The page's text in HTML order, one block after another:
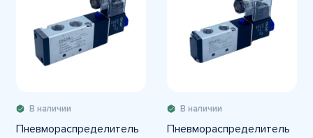
В наличии
Пневмораспределитель
В наличии
Пневмораспределитель